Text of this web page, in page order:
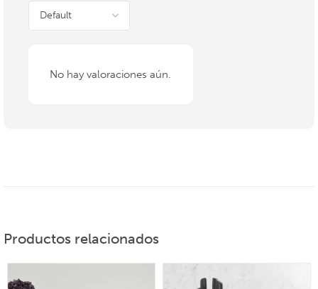
No hay valoraciones aún.
Productos relacionados